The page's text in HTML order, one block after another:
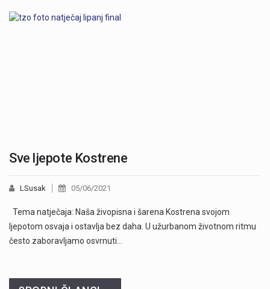
Sve ljepote Kostrene
LSusak 05/06/2021
Tema natječaja: Naša živopisna i šarena Kostrena svojom
ljepotom osvaja i ostavlja bez daha. U užurbanom životnom ritmu
često zaboravljamo osvrnuti…